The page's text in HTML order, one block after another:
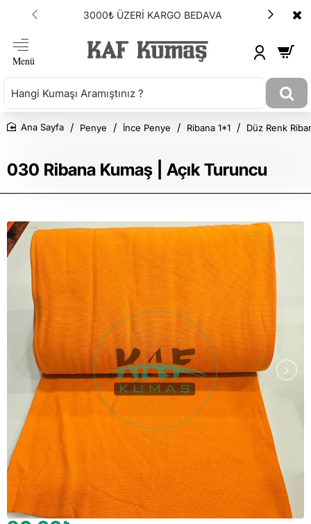
BEDAVA ANLAŞMALI KARGOMUZ
030 Ribana Kumaş | Açık Turuncu
Penye İnce Penye Ribana 1*1 Düz Renk